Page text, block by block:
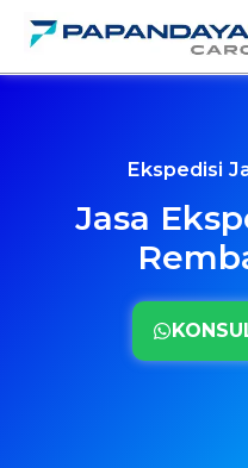
Lewati
konten
Ekspedisi
Jasa